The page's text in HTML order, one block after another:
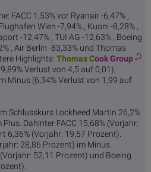
FACC 1,53% vor Ryanair -6,47% ,
Wien -7,94% , Kuoni -8,28% ,
-12,47% , TUI AG -12,63% , Boeing
, Air Berlin -83,33% und Thomas
Highlights: Thomas Cook Group
Verlust von 4,5 auf 0,01),
Minus (6,34% Verlust von 1,99 auf
Schlusskurs Lockheed Martin 26,2%
Dahinter FACC 15,68% (Vorjahr:
6,36% (Vorjahr: 19,57 Prozent).
28,86 Prozent) im Minus.
52,11 Prozent) und Boeing